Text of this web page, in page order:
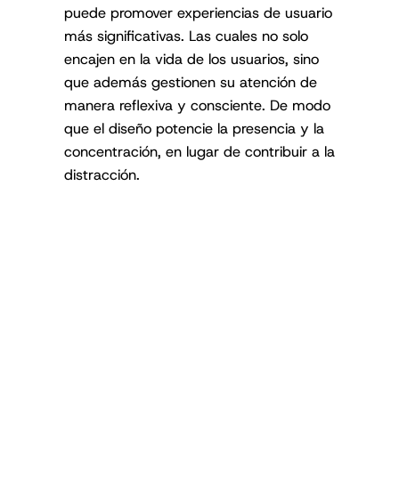
puede promover experiencias de usuario
más significativas. Las cuales no solo
encajen en la vida de los usuarios, sino
que además gestionen su atención de
manera reflexiva y consciente. De modo
que el diseño potencie la presencia y la
concentración, en lugar de contribuir a la
distracción.